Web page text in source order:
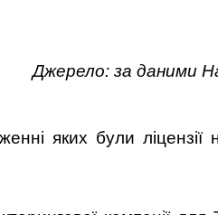
Джерело: за даними
яких були